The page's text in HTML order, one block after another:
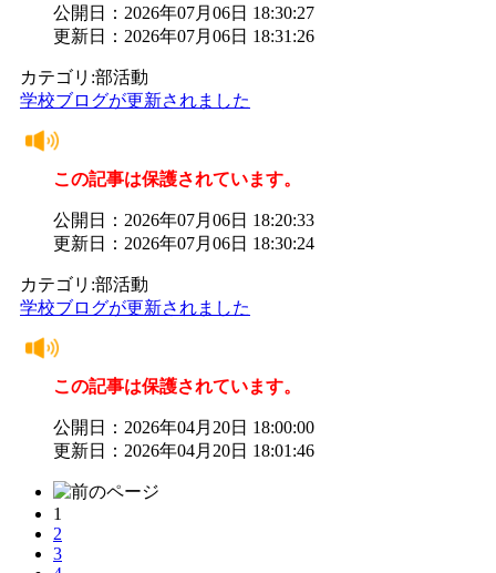
公開日：2026年07月06日 18:30:27
更新日：2026年07月06日 18:31:26
カテゴリ:部活動
学校ブログが更新されました
この記事は保護されています。
公開日：2026年07月06日 18:20:33
更新日：2026年07月06日 18:30:24
カテゴリ:部活動
学校ブログが更新されました
この記事は保護されています。
公開日：2026年04月20日 18:00:00
更新日：2026年04月20日 18:01:46
1
2
3